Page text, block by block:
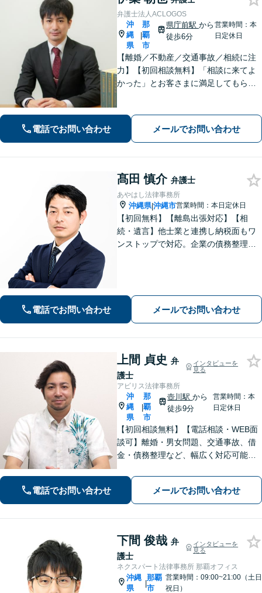
弁護士法人ACLOGOS
沖
縄
県
|
那
覇
市
県庁前駅 から
徒歩6分
営業時間：本
日定休日
【離婚／不動産／交通事故／相続に注
力】【初回相談無料】「相談に来てよ
かった」とお客さまに満足してもらう
く、丁寧なヒアリングで皆様のお気持
ちに寄り添います。
電話でお問い合わせ メールでお問い合わせ
髙田 慎介 弁護士
あやはし法律事務所
沖縄県|沖縄市営業時間：本日定休日
【初回無料】【離島出張対応】【相
続・遺言】他士業と連携し納税面もワ
ンストップで対応。企業の債務整理も
り。家族にバレない整理を実現
電話でお問い合わせ メールでお問い合わせ
上間 貞史 弁
護士
インタビューを
見る
アビリス法律事務所
沖
縄
県
|
那
覇
市
壺川駅から
徒歩9分
営業時間：本
日定休日
【初回相談無料】【電話相談・WEB面
談可】離婚・男女問題、交通事故、借
金・債務整理など、幅広く対応可能で
談しやすい対応体制を整備していま
す。抱えているお悩みを解決いたしま
すので、お気軽にお問い合わせくださ
い。
電話でお問い合わせ メールでお問い合わせ
下間 俊哉 弁
護士
インタビューを
見る
ネクスパート法律事務所 那覇オフィス
沖縄
県
|
那覇
市
営業時間：09:00~21:00（土日
祝日）